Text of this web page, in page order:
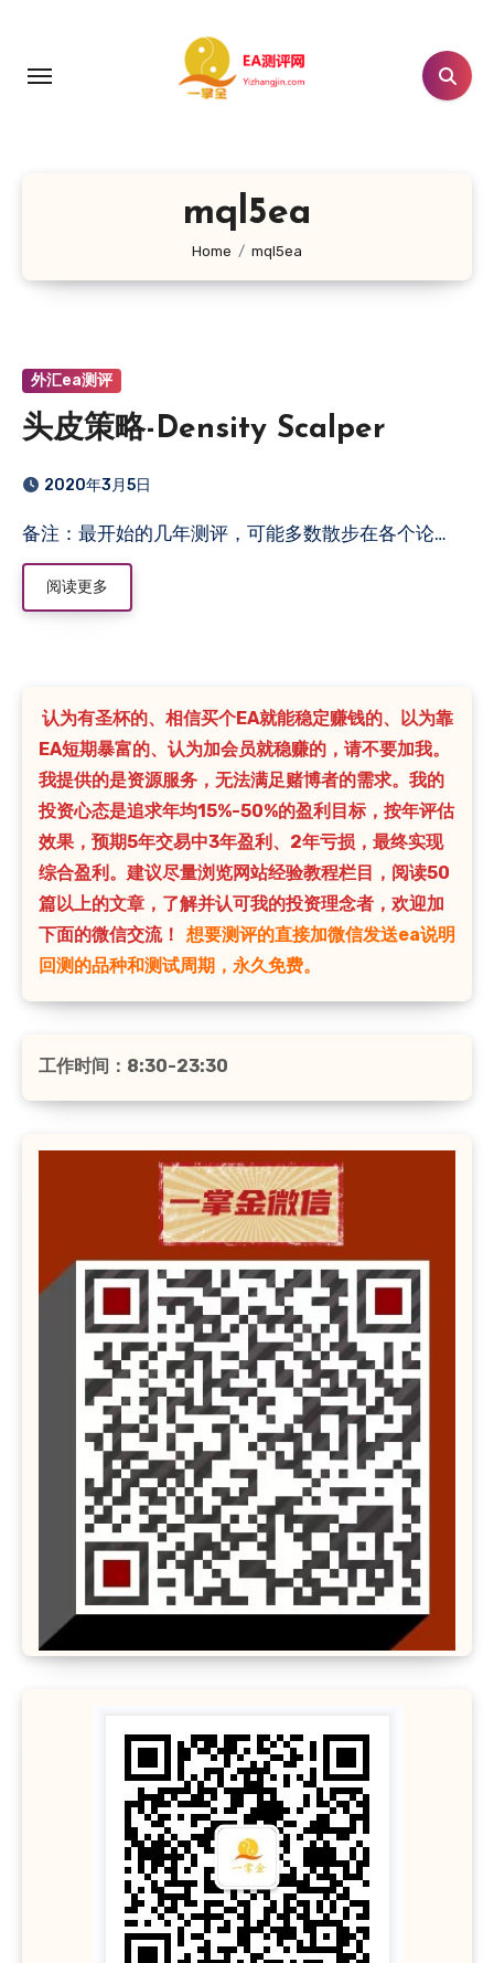
mql5ea
Home mql5ea
外汇ea测评
头皮策略-Density Scalper
2020年3月5日
备注：最开始的几年测评，可能多数散步在各个论…
阅读更多
认为有圣杯的、相信买个EA就能稳定赚钱的、以为靠
EA短期暴富的、认为加会员就稳赚的，请不要加我。
我提供的是资源服务，无法满足赌博者的需求。我的
投资心态是追求年均15%-50%的盈利目标，按年评估
效果，预期5年交易中3年盈利、2年亏损，最终实现
综合盈利。建议尽量浏览网站经验教程栏目，阅读50
篇以上的文章，了解并认可我的投资理念者，欢迎加
下面的微信交流！
想要测评的直接加微信发送ea说明
回测的品种和测试周期，永久免费。
工作时间：8:30-23:30